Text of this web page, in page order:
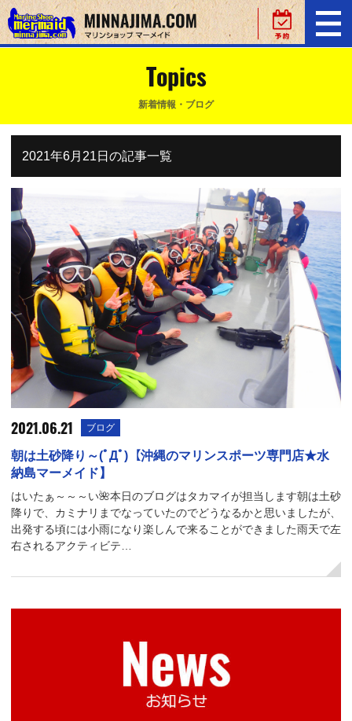
Topics
新着情報・ブログ
2021年6月21日の記事一覧
2021.06.21 ブログ
朝は土砂降り～(ﾟДﾟ)【沖縄のマリンスポーツ専門店★水
納島マーメイド】
はいたぁ～～～い🌺本日のブログはタカマイが担当します朝は土砂
降りで、カミナリまでなっていたのでどうなるかと思いましたが、
出発する頃には小雨になり楽しんで来ることができました雨天で左
右されるアクティビテ…